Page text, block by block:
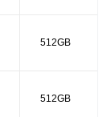
512GB
512GB